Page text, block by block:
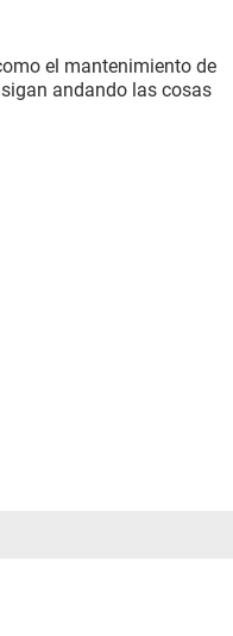
el mantenimiento de
andando las cosas